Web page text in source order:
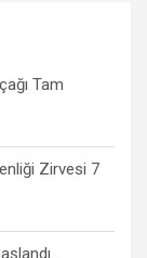
Tam
Zirvesi 7